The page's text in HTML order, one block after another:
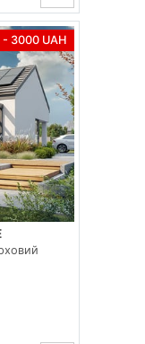
- 3000 UAH